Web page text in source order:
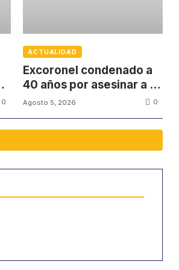
0
ACTUALIDAD
Excoronel condenado a
40 años por asesinar a un
firmante del Acuerdo de
Agosto 5, 2026 0